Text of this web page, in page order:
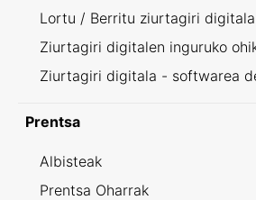
Lortu / Berritu ziurtagiri digitala
Ziurtagiri digitalen inguruko
Ziurtagiri digitala - softwarea
Prentsa
Albisteak
Prentsa Oharrak